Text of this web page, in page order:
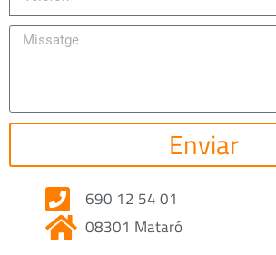
Enviar
690 12 54 01
08301 Mataró